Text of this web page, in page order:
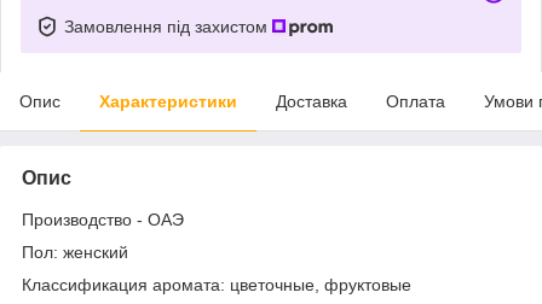
Замовлення під захистом
Опис Характеристики Доставка Оплата Умови
Опис
Производство - ОАЭ
Пол: женский
Классификация аромата: цветочные, фруктовые